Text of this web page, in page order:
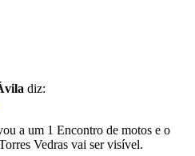
diz:
a um 1 Encontro de motos e o
Vedras vai ser visível.